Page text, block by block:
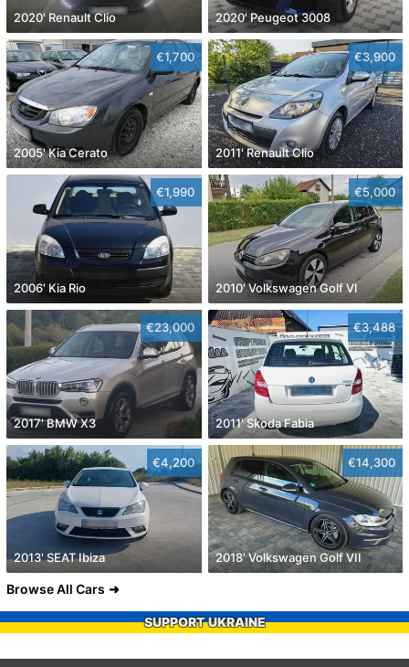
2020' Renault Clio 2020' Peugeot 3008
€1,700
2005' Kia Cerato
€3,900
2011' Renault Clio
€1,990
2006' Kia Rio
€5,000
2010' Volkswagen Golf VI
€23,000
2017' BMW X3
€3,488
2011' Skoda Fabia
€4,200
2013' SEAT Ibiza
€14,300
2018' Volkswagen Golf VII
Browse All Cars
SUPPORT UKRAINE